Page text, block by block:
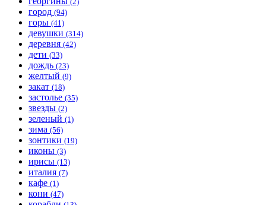
город (94)
горы (41)
девушки (314)
деревня (42)
дети (33)
дождь (23)
желтый (9)
закат (18)
застолье (35)
звезды (2)
зеленый (1)
зима (56)
зонтики (19)
иконы (3)
ирисы (13)
италия (7)
кафе (1)
кони (47)